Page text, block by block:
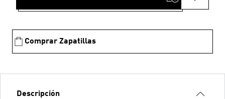
Comprar Zapatillas
Descripción